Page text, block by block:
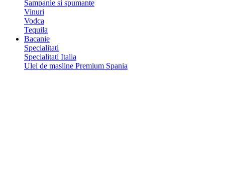
Sampanie si spumante
Vinuri
Vodca
Tequila
Bacanie
Specialitati
Specialitati Italia
Ulei de masline Premium Spania